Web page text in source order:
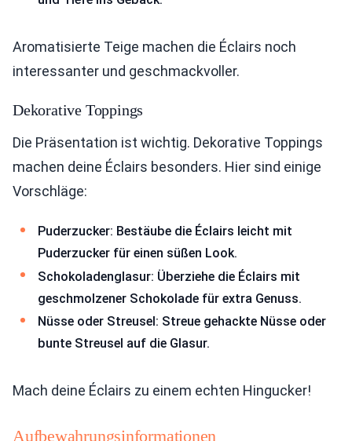
Aromatisierte Teige machen die Éclairs noch
interessanter und geschmackvoller.
Dekorative Toppings
Die Präsentation ist wichtig. Dekorative Toppings
machen deine Éclairs besonders. Hier sind einige
Vorschläge:
Puderzucker: Bestäube die Éclairs leicht mit
Puderzucker für einen süßen Look.
Schokoladenglasur: Überziehe die Éclairs mit
geschmolzener Schokolade für extra Genuss.
Nüsse oder Streusel: Streue gehackte Nüsse oder
bunte Streusel auf die Glasur.
Mach deine Éclairs zu einem echten Hingucker!
Aufbewahrungsinformationen